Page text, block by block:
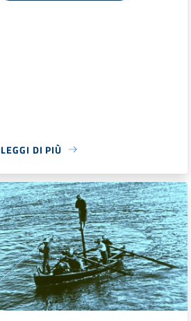
LEGGI DI PIÙ